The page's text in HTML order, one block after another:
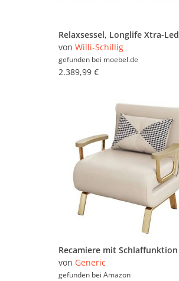
von Willi-Schillig
gefunden bei moebel.de
2.389,99 €
von Generic
gefunden bei Amazon